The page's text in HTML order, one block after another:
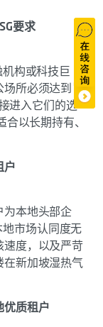
要求
构或科技巨
场所必须达到
进入它们的选
以长期持有、
户
为本地头部企
地市场认同度无
速度，以及严苛
新加坡湿热气
优质租户